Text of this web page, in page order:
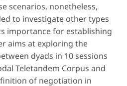
scenarios, nonetheless,
to investigate other types
importance for establishing
aims at exploring the
dyads in 10 sessions
Teletandem Corpus and
of negotiation in